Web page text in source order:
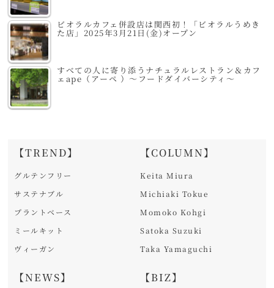
ビオラルカフェ併設店は関西初！「ビオラルうめき
た店」2025年3月21日(金)オープン
すべての人に寄り添うナチュラルレストラン＆カフ
ェape（アーペ ）～フードダイバーシティ～
【TREND】
グルテンフリー
サステナブル
プラントベース
ミールキット
ヴィーガン
【NEWS】
【COLUMN】
Keita Miura
Michiaki Tokue
Momoko Kohgi
Satoka Suzuki
Taka Yamaguchi
【BIZ】